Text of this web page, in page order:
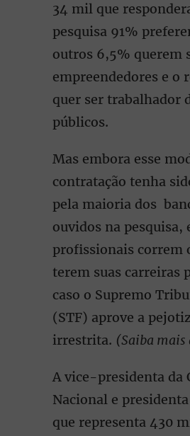
34 mil que
pesquisa 91%
outros 6,5% querem
empreendedores e o
quer ser trabalhador
públicos.
Mas embora esse
contratação tenha
pela maioria dos
ouvidos na pesquisa,
profissionais correm
terem suas carreiras
caso o Supremo
(STF) aprove a
irrestrita. (Saiba mais
A vice-presidenta da
Nacional e
que representa 430